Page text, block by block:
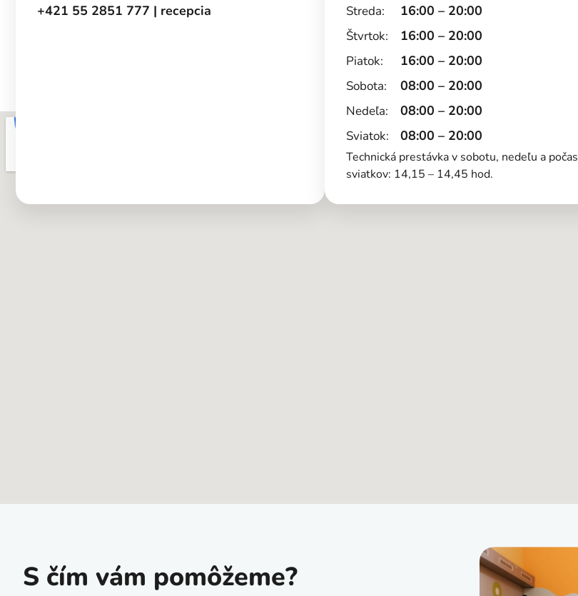
+421 55 2851 777 | recepcia
Streda:
Štvrtok:
Piatok:
Sobota:
Nedeľa:
Sviatok:
16:00 – 20:00
16:00 – 20:00
16:00 – 20:00
08:00 – 20:00
08:00 – 20:00
08:00 – 20:00
Technická prestávka v sobotu, nedeľu a počas
sviatkov: 14,15 – 14,45 hod.
S čím vám pomôžeme?